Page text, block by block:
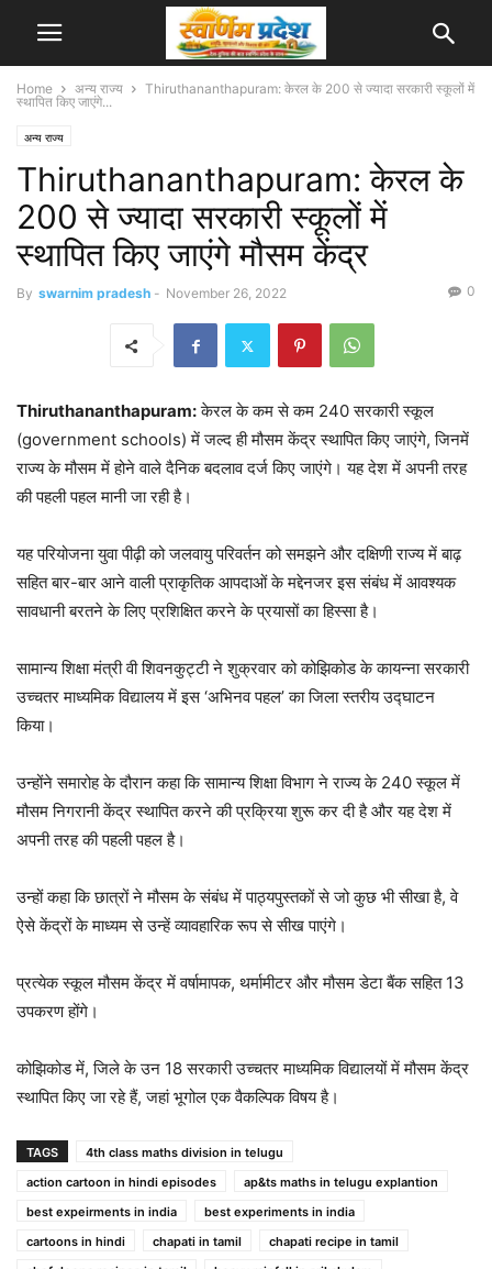
Home अन्य राज्य
Thiruthananthapuram: केरल के 200 से ज्यादा सरकारी स्कूलों में
स्थापित किए जाएंगे...
अन्य राज्य
Thiruthananthapuram: केरल के
200 से ज्यादा सरकारी स्कूलों में
स्थापित किए जाएंगे मौसम केंद्र
By swarnim pradesh - November 26, 2022 0
Thiruthananthapuram:केरल के कम से कम 240 सरकारी स्कूल
(government schools) में जल्द ही मौसम केंद्र स्थापित किए जाएंगे, जिनमें
राज्य के मौसम में होने वाले दैनिक बदलाव दर्ज किए जाएंगे। यह देश में अपनी तरह
की पहली पहल मानी जा रही है।
यह परियोजना युवा पीढ़ी को जलवायु परिवर्तन को समझने और दक्षिणी राज्य में बाढ़
सहित बार-बार आने वाली प्राकृतिक आपदाओं के मद्देनजर इस संबंध में आवश्यक
सावधानी बरतने के लिए प्रशिक्षित करने के प्रयासों का हिस्सा है।
सामान्य शिक्षा मंत्री वी शिवनकुट्टी ने शुक्रवार को कोझिकोड के कायन्ना सरकारी
उच्चतर माध्यमिक विद्यालय में इस ‘अभिनव पहल’ का जिला स्तरीय उद्घाटन
किया।
उन्होंने समारोह के दौरान कहा कि सामान्य शिक्षा विभाग ने राज्य के 240 स्कूल में
मौसम निगरानी केंद्र स्थापित करने की प्रक्रिया शुरू कर दी है और यह देश में
अपनी तरह की पहली पहल है।
उन्हों कहा कि छात्रों ने मौसम के संबंध में पाठ्यपुस्तकों से जो कुछ भी सीखा है, वे
ऐसे केंद्रों के माध्यम से उन्हें व्यावहारिक रूप से सीख पाएंगे।
प्रत्येक स्कूल मौसम केंद्र में वर्षामापक, थर्मामीटर और मौसम डेटा बैंक सहित 13
उपकरण होंगे।
कोझिकोड में, जिले के उन 18 सरकारी उच्चतर माध्यमिक विद्यालयों में मौसम केंद्र
स्थापित किए जा रहे हैं, जहां भूगोल एक वैकल्पिक विषय है।
TAGS
4th class maths division in telugu
action cartoon in hindi episodes
ap&ts maths in telugu explantion
best expeirments in india
best experiments in india
cartoons in hindi
chapati in tamil
chapati recipe in tamil